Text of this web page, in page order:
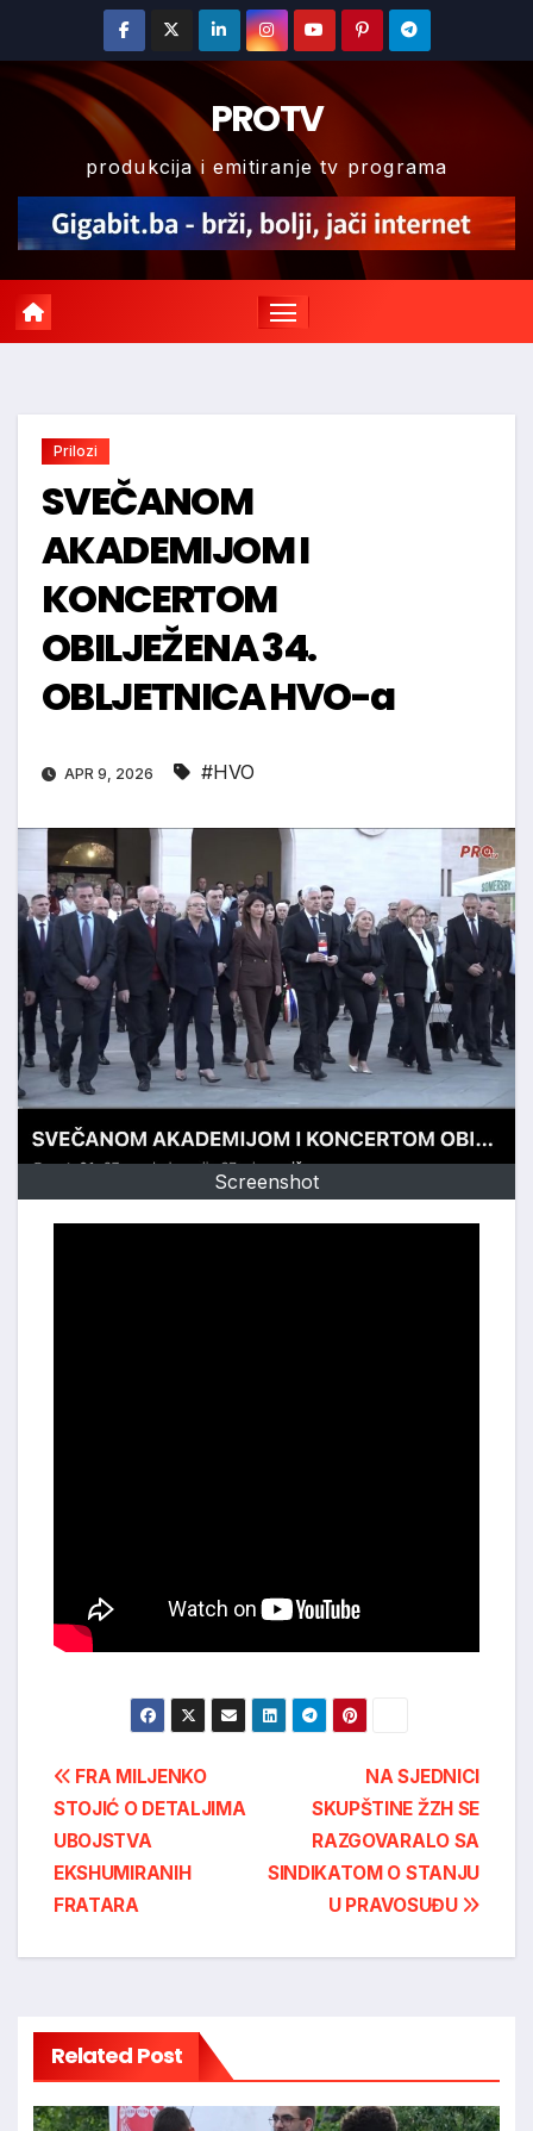
content
PROTV
produkcija i emitiranje tv programa
Prilozi
SVEČANOM
AKADEMIJOM I
KONCERTOM
OBILJEŽENA 34.
OBLJETNICA HVO-a
APR 9, 2026 #HVO
Screenshot
Post
navigation
NA SJEDNICI
SKUPŠTINE ŽZH SE
RAZGOVARALO SA
SINDIKATOM O STANJU
U PRAVOSUĐU
FRA MILJENKO
STOJIĆ O DETALJIMA
UBOJSTVA
EKSHUMIRANIH
FRATARA
Related Post